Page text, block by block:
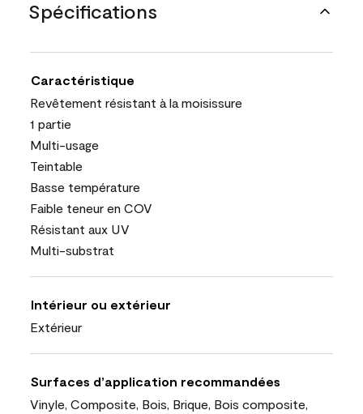
Spécifications
Caractéristique
Revêtement résistant à la moisissure
1 partie
Multi-usage
Teintable
Basse température
Faible teneur en COV
Résistant aux UV
Multi-substrat
Intérieur ou extérieur
Extérieur
Surfaces d’application recommandées
Vinyle, Composite, Bois, Brique, Bois composite,